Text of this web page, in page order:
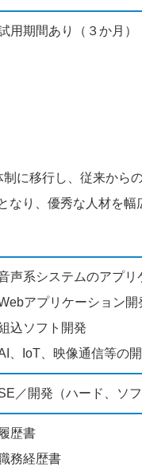
用期間あり（３か月）
に移行し、従来から
り、優秀な人材を幅
声系システムのアプリ
アプリケーション開
込ソフト開発
、IoT、映像通信等の
／開発（ハード、ソ
履歴書
務経歴書